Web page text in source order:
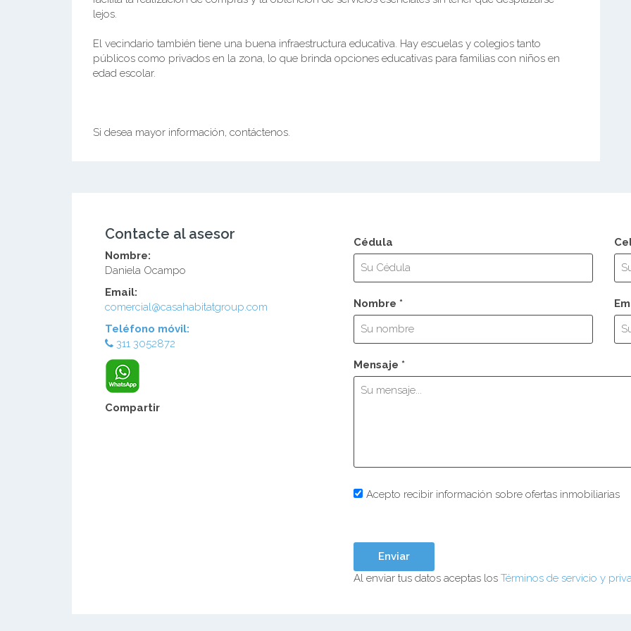
lejos.
El vecindario también tiene una buena infraestructura educativa. Hay escuelas y colegios tanto
públicos como privados en la zona, lo que brinda opciones educativas para familias con niños en
edad escolar.
Si desea mayor información, contáctenos.
Contacte al asesor
Nombre:
Daniela Ocampo
Email:
comercial@casahabitatgroup.com
Teléfono móvil:
311 3052872
Compartir
Cédula
Nombre *
Mensaje *
Acepto recibir información sobre ofertas inmobiliarias
Al enviar tus datos aceptas los Términos de servicio y